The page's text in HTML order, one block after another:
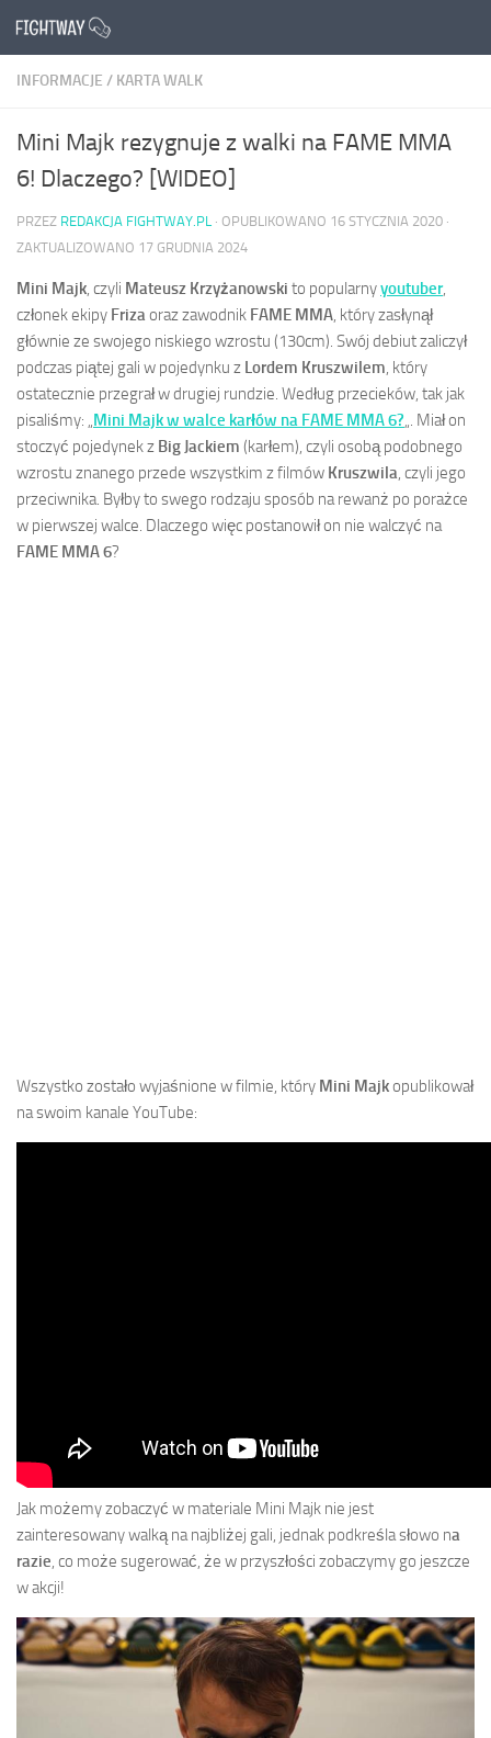
Przejdź do treści
INFORMACJE / KARTA WALK
Mini Majk rezygnuje z walki na FAME MMA
6! Dlaczego? [WIDEO]
PRZEZ REDAKCJA FIGHTWAY.PL · OPUBLIKOWANO 16 STYCZNIA 2020 ·
ZAKTUALIZOWANO 17 GRUDNIA 2024
Mini Majk, czyli Mateusz Krzyżanowski to popularnyyoutuber,
członek ekipy Frizaoraz zawodnik FAME MMA, który zasłynął
głównie ze swojego niskiego wzrostu (130cm). Swój debiut zaliczył
podczas piątej gali w pojedynku z Lordem Kruszwilem, który
ostatecznie przegrał w drugiej rundzie. Według przecieków, tak jak
pisaliśmy: „Mini Majk w walce karłów na FAME MMA 6?„. Miał on
stoczyć pojedynek z Big Jackiem (karłem), czyli osobą podobnego
wzrostu znanego przede wszystkim z filmów Kruszwila, czyli jego
przeciwnika. Byłby to swego rodzaju sposób na rewanż po porażce
w pierwszej walce. Dlaczego więc postanowił on nie walczyć na
FAME MMA 6?
Wszystko zostało wyjaśnione w filmie, który Mini Majkopublikował
na swoim kanale YouTube:
Jak możemy zobaczyć w materiale Mini Majk nie jest
zainteresowany walką na najbliżej gali, jednak podkreśla słowo na
razie, co może sugerować, że w przyszłości zobaczymy go jeszcze
w akcji!